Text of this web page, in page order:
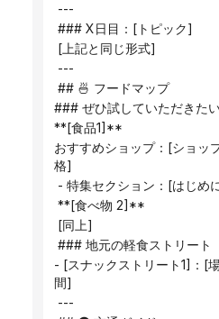
---
### X日目：[トピック]
[上記と同じ形式]
---
## 🍜 フードマップ
### ぜひ試していただきた
**[食品1]**
おすすめショップ：[ショ
格]
- 特集セクション：[はじめ
**[食べ物 2]**
[同上]
### 地元の軽食ストリート
- [スナックストリート1]：[
間]
---